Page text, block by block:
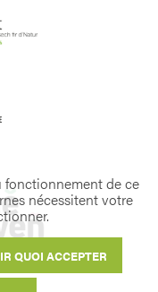
fonctionnement de ce
nécessitent votre
QUOI ACCEPTER